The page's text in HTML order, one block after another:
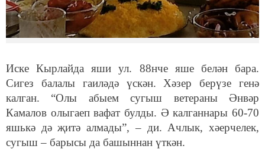
Иске Кырлайда яши ул. 88нче яше белән бара.
Сигез балалы гаиләдә үскән. Хәзер берүзе генә
калган. “Олы абыем сугыш ветераны Әнвәр
Камалов олыгаеп вафат булды. Ә калганнары 60-70
яшькә дә җитә алмады”, – ди. Ачлык, хәерчелек,
сугыш – барысы да башыннан үткән.